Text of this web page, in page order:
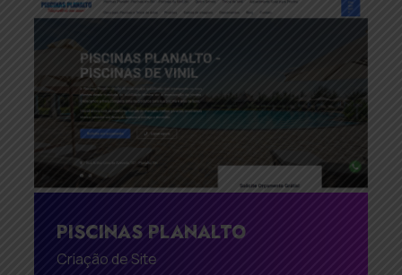
PISCINAS PLANALTO
Criação de Site